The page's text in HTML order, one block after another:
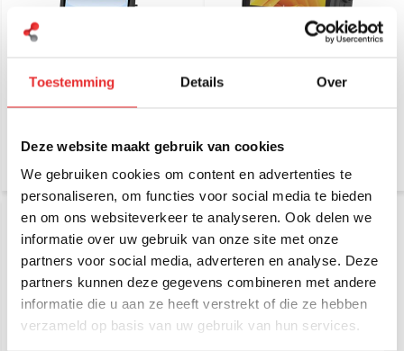
Toestemming Details Over
Deze website maakt gebruik van cookies
We gebruiken cookies om content en advertenties te
personaliseren, om functies voor social media te bieden
en om ons websiteverkeer te analyseren. Ook delen we
informatie over uw gebruik van onze site met onze
partners voor social media, adverteren en analyse. Deze
partners kunnen deze gegevens combineren met andere
informatie die u aan ze heeft verstrekt of die ze hebben
verzameld op basis van uw gebruik van hun services.
10th/11th Gen
€ 123,14 Excl. btw
Enterprise Tablet
€ 86,74 Excl. btw